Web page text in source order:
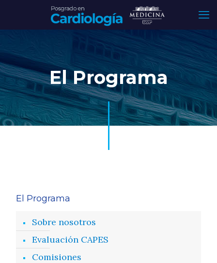
El Programa
El Programa
Sobre nosotros
Evaluación CAPES
Comisiones